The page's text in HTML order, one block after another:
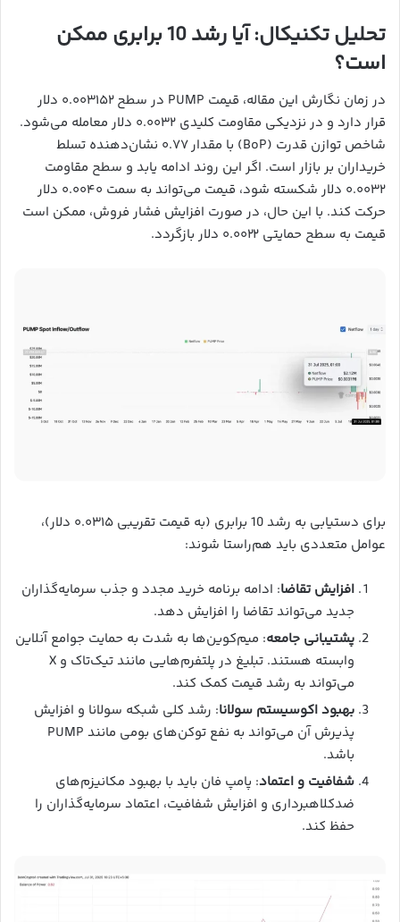
تحلیل تکنیکال: آیا رشد 10 برابری ممکن
است؟
در زمان نگارش این مقاله، قیمت PUMP در سطح ۰.۰۰۳۱۵۲ دلار
قرار دارد و در نزدیکی مقاومت کلیدی ۰.۰۰۳۲ دلار معامله می‌شود.
شاخص توازن قدرت (BoP) با مقدار ۰.۷۷ نشان‌دهنده تسلط
خریداران بر بازار است. اگر این روند ادامه یابد و سطح مقاومت
۰.۰۰۳۲ دلار شکسته شود، قیمت می‌تواند به سمت ۰.۰۰۴۰ دلار
حرکت کند. با این حال، در صورت افزایش فشار فروش، ممکن است
قیمت به سطح حمایتی ۰.۰۰۲۲ دلار بازگردد.
برای دستیابی به رشد 10 برابری (به قیمت تقریبی ۰.۰۳۱۵ دلار)،
عوامل متعددی باید هم‌راستا شوند:
افزایش تقاضا: ادامه برنامه خرید مجدد و جذب سرمایه‌گذاران
جدید می‌تواند تقاضا را افزایش دهد.
پشتیبانی جامعه: میم‌کوین‌ها به شدت به حمایت جوامع آنلاین
وابسته هستند. تبلیغ در پلتفرم‌هایی مانند تیک‌تاک و X
می‌تواند به رشد قیمت کمک کند.
بهبود اکوسیستم سولانا: رشد کلی شبکه سولانا و افزایش
پذیرش آن می‌تواند به نفع توکن‌های بومی مانند PUMP
باشد.
شفافیت و اعتماد: پامپ فان باید با بهبود مکانیزم‌های
ضدکلاهبرداری و افزایش شفافیت، اعتماد سرمایه‌گذاران را
حفظ کند.